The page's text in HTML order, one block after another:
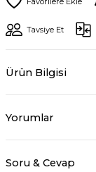
Tavsiye Et
Ürün Bilgisi
Yorumlar
Soru & Cevap